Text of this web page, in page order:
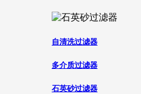
自清洗过滤器
多介质过滤器
石英砂过滤器